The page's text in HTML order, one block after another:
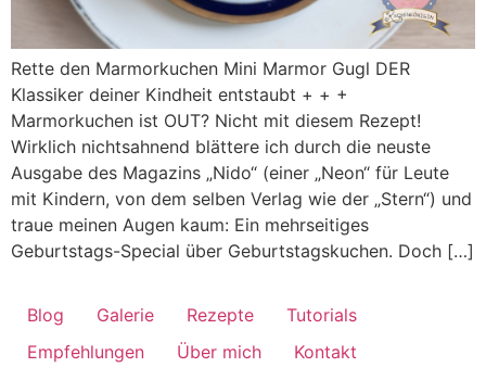
Rette den Marmorkuchen Mini Marmor Gugl DER
Klassiker deiner Kindheit entstaubt + + +
Marmorkuchen ist OUT? Nicht mit diesem Rezept!
Wirklich nichtsahnend blättere ich durch die neuste
Ausgabe des Magazins „Nido“ (einer „Neon“ für Leute
mit Kindern, von dem selben Verlag wie der „Stern“) und
traue meinen Augen kaum: Ein mehrseitiges
Geburtstags-Special über Geburtstagskuchen. Doch […]
Blog Galerie Rezepte
Tutorials
Empfehlungen
Über mich
Kontakt